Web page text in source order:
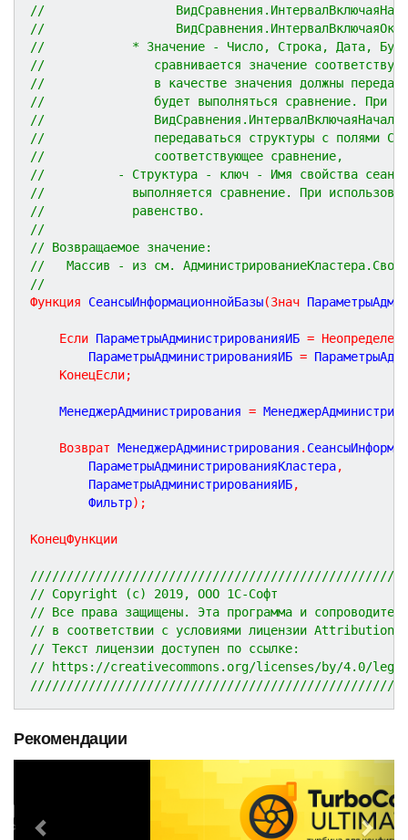
//
//
//            * Значение - Число, Строка, Дата,
//               сравнивается значение
//               в качестве значения должны
//               будет выполняться сравнение. При
//               ВидСравнения.ИнтервалВключаяНачало и
//               передаваться структуры с полями С и
//               соответствующее сравнение,
//          - Структура - ключ - Имя свойства сеанса
//            выполняется сравнение. При
//            равенство.
//
// Возвращаемое значение:
//   Массив - из см.
//
Функция
СеансыИнформационнойБазы(Знач
Если ПараметрыАдминистрированияИБ = Неопределено
		ПараметрыАдминистрированияИБ
=
КонецЕсли;
	МенеджерАдминистрирования
=
Возврат МенеджерАдминистрирования .
		ПараметрыАдминистрированияКластера
,
		ПараметрыАдминистрированияИБ
,
		Фильтр
) ;
КонецФункции
// Copyright (c) 2019, ООО 1С-Софт
// Все права защищены. Эта программа и
// в соответствии с условиями лицензии
// Текст лицензии доступен по ссылке:
// https://creativecommons.org/licenses/by/4.0/
Рекомендации
e
e
x